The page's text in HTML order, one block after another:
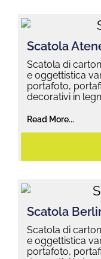
Scatola
Scatola di
e oggettistica
portafoto,
decorativi in
Read More...
Scatola
Scatola di
e oggettistica
portafoto,